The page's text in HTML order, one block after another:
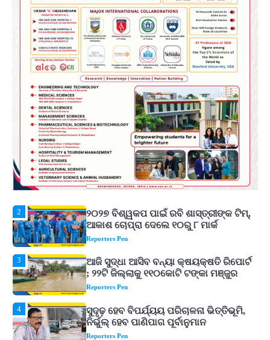
ସୁଦୃଢ଼ ହେବ ବିପର୍ଯ୍ୟୟ ପରିଚାଳନା ଭିତ୍ତିଭୂମି,
ନିର୍ଭୁଲ୍ ହେବ ପାଣିପାଗ ପୂର୍ବାନୁମାନ
Reporters Pen
ଗୋପବନ୍ଧୁ ସ୍ୱାସ୍ଥ୍ୟ ବୀମା ଯୋଜନା
ପରିବର୍ତ୍ତିତ ହେଲେ ଆନ୍ଦୋଳନ ତେଜିବ :
ଉତ୍କଳ ସାମ୍ବାଦିକ ସଂଘ
Reporters Pen
Shiva Mantras Sawan 2026: ଶ୍ରାବଣରେ
ନିୟମିତ ଜପ କରନ୍ତୁ ଭଗବାନ ଶିବଙ୍କ ଏହି
୩ଟି ଶକ୍ତିଶାଳୀ ମନ୍ତ୍ର, ଦୂର ହୋଇପାରେ
ଆର୍ଥିକ ସଙ୍କଟ
୨୦୨୭ ବିଶ୍ୱକପ ପାଇଁ ରବି ଶାସ୍ତ୍ରୀଙ୍କ ଟିମ୍,
ଆକାଶ ଚୋପ୍ରା ଦେଲେ ୧୦ରୁ ୮ ମାର୍କ
Reporters Pen
3
ଆଜି ସୁଦ୍ଧା ଆସିବ ବନ୍ୟା କ୍ଷୟକ୍ଷତି ରିପୋର୍ଟ
; ୨୨ଟି ଜିଲ୍ଲାକୁ ୧୧୦କୋଟି ଟଙ୍କା ମଞ୍ଜୁର
Reporters Pen
4
ସୁଦୃଢ଼ ହେବ ବିପର୍ଯ୍ୟୟ ପରିଚାଳନା ଭିତ୍ତିଭୂମି,
ନିର୍ଭୁଲ୍ ହେବ ପାଣିପାଗ ପୂର୍ବାନୁମାନ
Reporters Pen
5
ଗୋପବନ୍ଧୁ ସ୍ୱାସ୍ଥ୍ୟ ବୀମା ଯୋଜନା
ପରିବର୍ତ୍ତିତ ହେଲେ ଆନ୍ଦୋଳନ ତେଜିବ :
ଉତ୍କଳ ସାମ୍ବାଦିକ ସଂଘ
Reporters Pen